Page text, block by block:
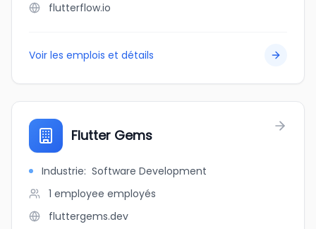
flutterflow.io
Voir les emplois et détails
Flutter Gems
Industrie: Software Development
1 employee employés
fluttergems.dev